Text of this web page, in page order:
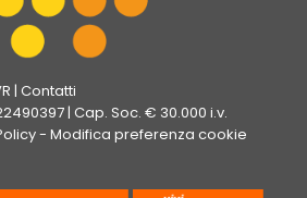
| Contatti
| Cap. Soc. € 30.000 i.v.
- Modifica preferenza cookie